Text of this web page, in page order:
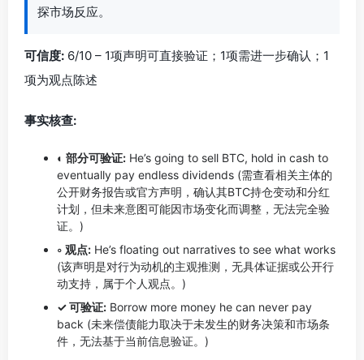
探市场反应。
可信度: 6/10 – 1项声明可直接验证；1项需进一步确认；1
项为观点陈述
事实核查:
◐ 部分可验证: He’s going to sell BTC, hold in cash to
eventually pay endless dividends (需查看相关主体的
公开财务报告或官方声明，确认其BTC持仓变动和分红
计划，但未来意图可能因市场变化而调整，无法完全验
证。)
◦ 观点: He’s floating out narratives to see what works
(该声明是对行为动机的主观推测，无具体证据或公开行
动支持，属于个人观点。)
✓ 可验证: Borrow more money he can never pay
back (未来偿债能力取决于未发生的财务决策和市场条
件，无法基于当前信息验证。)